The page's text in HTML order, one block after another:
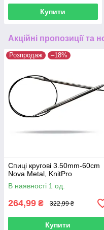
Купити
Акційні пропозиції та
Розпродаж –18%
Спиці кругові 3.50mm-60cm
Nova Metal, KnitPro
В наявності 1 од.
264,99 ₴ 322,99 ₴
Купити